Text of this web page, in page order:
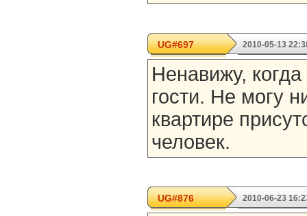
UG#697 2010-05-13
Ненавижу,
гости. Не могу
квартире
человек.
UG#876 2010-06-23